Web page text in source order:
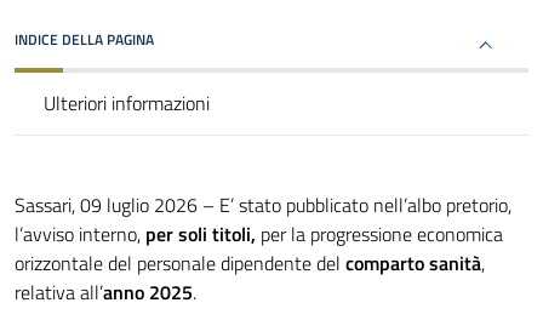
INDICE DELLA PAGINA
Ulteriori informazioni
Sassari, 09 luglio 2026 – E’ stato pubblicato nell’albo pretorio,
l’avviso interno, per soli titoli, per la progressione economica
orizzontale del personale dipendente del comparto sanità,
relativa all’anno 2025.